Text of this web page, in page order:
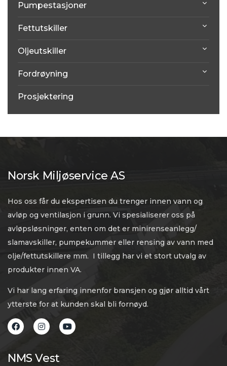
Pumpestasjoner
Fettutskiller
Oljeutskiller
Fordrøyning
Prosjektering
Norsk Miljøservice AS
Hos oss får du ekspertisen du trenger innen vann og
avløp og ventilasjon i grunn. Vi spesialiserer oss på
avløpsløsninger, enten om det er minirenseanlegg/
slamavskiller, pumpekummer eller rensing av vann med
olje/fettutskillere mm. I tillegg har vi et stort utvalg av
produkter innen VA.
Vi har lang erfaring innenfor bransjen og gjør alltid vårt
ytterste for at kunden skal bli fornøyd.
NMS Vest